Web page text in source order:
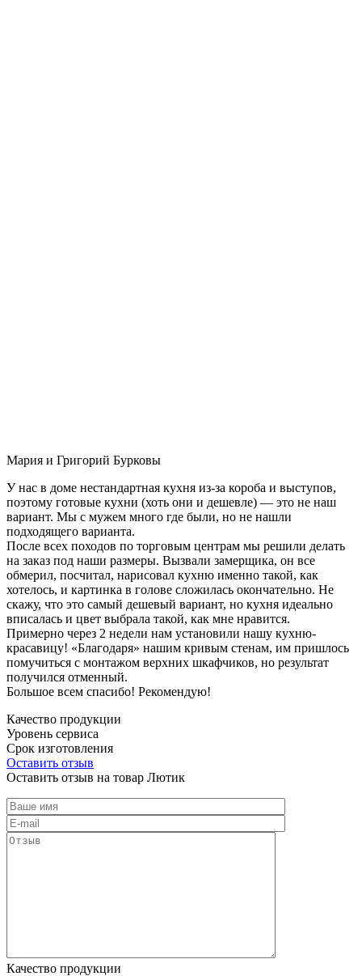
Мария и Григорий Бурковы
У нас в доме нестандартная кухня из-за короба и выступов,
поэтому готовые кухни (хоть они и дешевле) — это не наш
вариант. Мы с мужем много где были, но не нашли
подходящего варианта.
После всех походов по торговым центрам мы решили делать
на заказ под наши размеры. Вызвали замерщика, он все
обмерил, посчитал, нарисовал кухню именно такой, как
хотелось, и картинка в голове сложилась окончательно. Не
скажу, что это самый дешевый вариант, но кухня идеально
вписалась и цвет выбрала такой, как мне нравится.
Примерно через 2 недели нам установили нашу кухню-
красавицу! «Благодаря» нашим кривым стенам, им пришлось
помучиться с монтажом верхних шкафчиков, но результат
получился отменный.
Большое всем спасибо! Рекомендую!
Качество продукции
Уровень сервиса
Срок изготовления
Оставить отзыв
Оставить отзыв на товар Лютик
Качество продукции